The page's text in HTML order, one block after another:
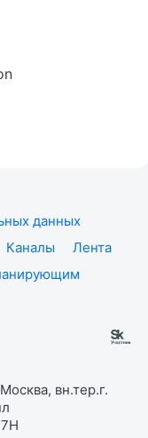
данных
Каналы
Лента
вн.тер.г.